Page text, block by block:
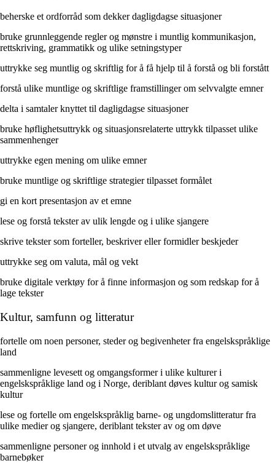
beherske et ordforråd som dekker dagligdagse situasjoner
bruke grunnleggende regler og mønstre i muntlig kommunikasjon,
rettskriving, grammatikk og ulike setningstyper
uttrykke seg muntlig og skriftlig for å få hjelp til å forstå og bli forstått
forstå ulike muntlige og skriftlige framstillinger om selvvalgte emner
delta i samtaler knyttet til dagligdagse situasjoner
bruke høflighetsuttrykk og situasjonsrelaterte uttrykk tilpasset ulike
sammenhenger
uttrykke egen mening om ulike emner
bruke muntlige og skriftlige strategier tilpasset formålet
gi en kort presentasjon av et emne
lese og forstå tekster av ulik lengde og i ulike sjangere
skrive tekster som forteller, beskriver eller formidler beskjeder
uttrykke seg om valuta, mål og vekt
bruke digitale verktøy for å finne informasjon og som redskap for å
lage tekster
Kultur, samfunn og litteratur
fortelle om noen personer, steder og begivenheter fra engelskspråklige
land
sammenligne levesett og omgangsformer i ulike kulturer i
engelskspråklige land og i Norge, deriblant døves kultur og samisk
kultur
lese og fortelle om engelskspråklig barne- og ungdomslitteratur fra
ulike medier og sjangere, deriblant tekster av og om døve
sammenligne personer og innhold i et utvalg av engelskspråklige
barnebøker